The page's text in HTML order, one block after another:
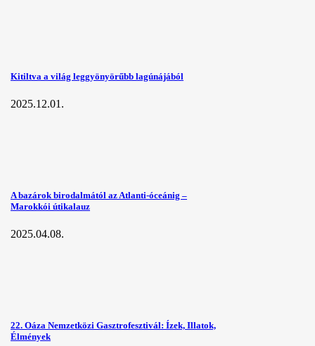
Kitiltva a világ leggyönyörűbb lagúnájából
2025.12.01.
A bazárok birodalmától az Atlanti-óceánig –
Marokkói útikalauz
2025.04.08.
22. Oáza Nemzetközi Gasztrofesztivál: Ízek, Illatok,
Élmények